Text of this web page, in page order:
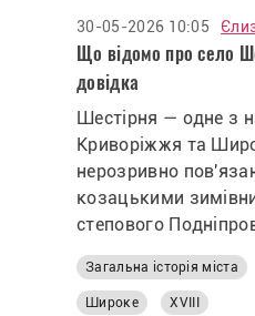
30-05-2026 10:05
Що відомо про село
довідка
Шестірня — одне з
Криворіжжя та
нерозривно
козацькими
степового
одні з найцінніших
на території
Вольностей. Що
Загальна історія міста
Широке XVIII